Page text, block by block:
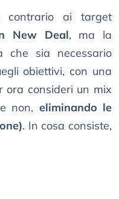
contrario ai target
New Deal, ma la
che sia necessario
obiettivi, con una
ora consideri un mix
non, eliminando le
. In cosa consiste,